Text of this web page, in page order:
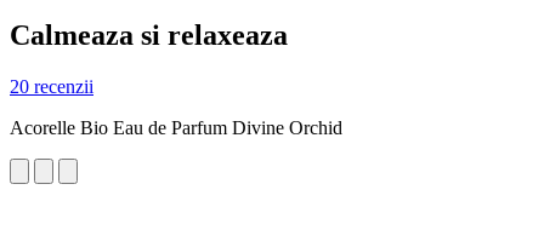
Calmeaza si relaxeaza
20 recenzii
Acorelle Bio Eau de Parfum Divine Orchid